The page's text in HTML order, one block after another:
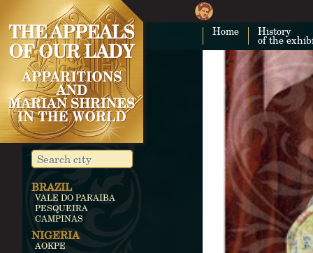
Home History
of the
BRAZIL
VALE DO PARAIBA
PESQUEIRA
CAMPINAS
NIGERIA
AOKPE